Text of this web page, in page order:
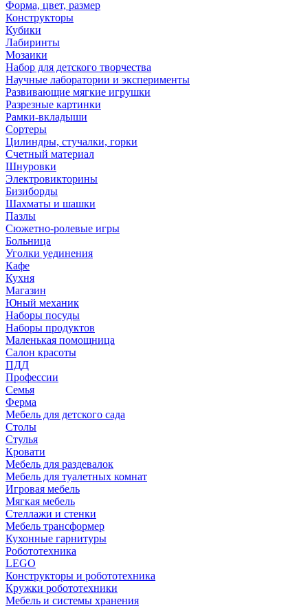
Форма, цвет, размер
Конструкторы
Кубики
Лабиринты
Мозаики
Набор для детского творчества
Научные лаборатории и эксперименты
Развивающие мягкие игрушки
Разрезные картинки
Рамки-вкладыши
Сортеры
Цилиндры, стучалки, горки
Счетный материал
Шнуровки
Электровикторины
Бизиборды
Шахматы и шашки
Пазлы
Сюжетно-ролевые игры
Больница
Уголки уединения
Кафе
Кухня
Магазин
Юный механик
Наборы посуды
Наборы продуктов
Маленькая помощница
Салон красоты
ПДД
Профессии
Семья
Ферма
Мебель для детского сада
Столы
Cтулья
Кровати
Мебель для раздевалок
Мебель для туалетных комнат
Игровая мебель
Мягкая мебель
Стеллажи и стенки
Мебель трансформер
Кухонные гарнитуры
Робототехника
LEGO
Конструкторы и робототехника
Кружки робототехники
Мебель и системы хранения